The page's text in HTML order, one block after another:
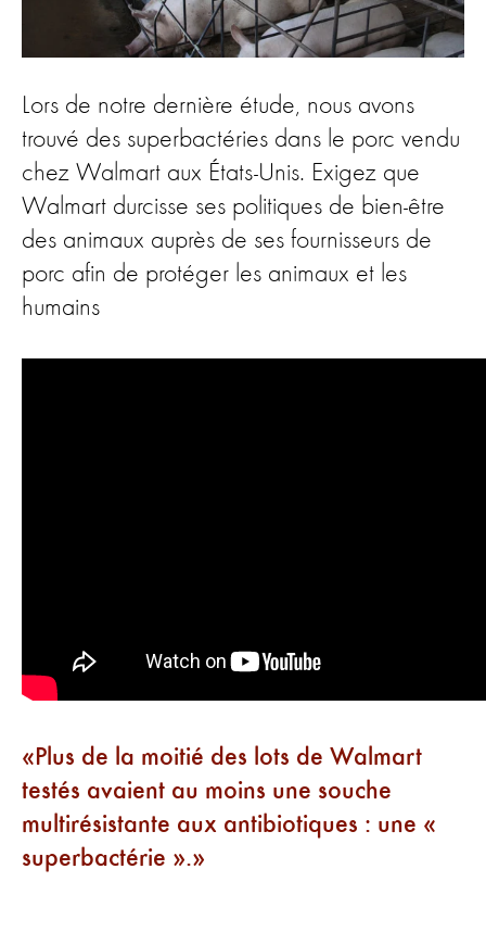
Lors de notre dernière étude, nous avons
trouvé des superbactéries dans le porc vendu
chez Walmart aux États-Unis. Exigez que
Walmart durcisse ses politiques de bien-être
des animaux auprès de ses fournisseurs de
porc afin de protéger les animaux et les
humains
Plus de la moitié des lots de Walmart
testés avaient au moins une souche
multirésistante aux antibiotiques : une «
superbactérie ».